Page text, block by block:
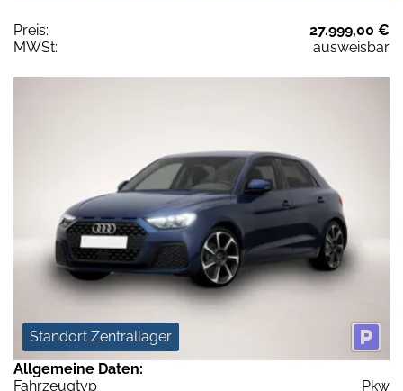
Preis:
27.999,00 €
MWSt:
ausweisbar
Standort Zentrallager
Allgemeine Daten:
Fahrzeugtyp
Pkw